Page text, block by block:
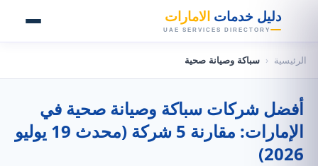
دليل خدمات الامارات
UAE SERVICES DIRECTORY
الرئيسية ‹ سباكة وصيانة صحية
أفضل شركات سباكة وصيانة صحية في
الإمارات: مقارنة 5 شركة (محدث 19 يوليو
2026)